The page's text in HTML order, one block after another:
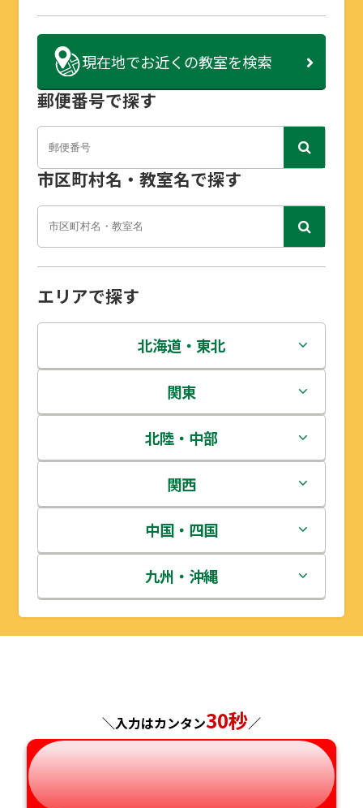
現在地でお近くの教室を検索
郵便番号で探す
市区町村名・教室名で探す
エリアで探す
北海道・東北
北海道
青森県
岩手県
宮城県
秋田県
山形県
関東
茨城県
栃木県
群馬県
埼玉県
千葉県
北陸・中部
新潟県
富山県
石川県
福井県
岐阜県
静岡県
関西
三重県
滋賀県
京都府
奈良県
和歌山県
中国・四国
鳥取県
島根県
山口県
徳島県
九州・沖縄
福岡県
熊本県
大分県
＼入力はカンタン30秒／